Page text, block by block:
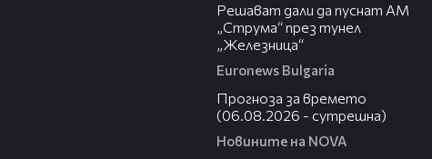
Решават дали да пуснат АМ
„Струма“ през тунел
„Железница“
Euronews Bulgaria
Прогноза за времето
(06.08.2026 - сутрешна)
Новините на NOVA